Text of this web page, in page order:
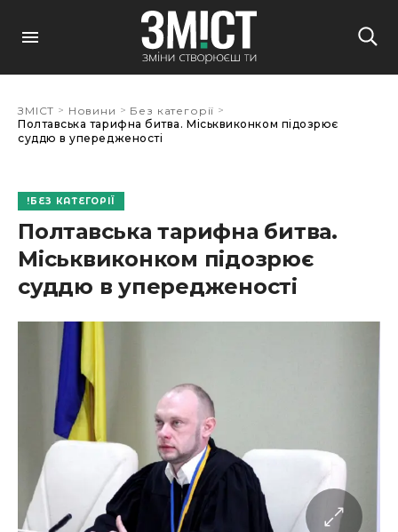
ЗМІСТ > Новини > Без категорії >
Полтавська тарифна битва. Міськвиконком підозрює
суддю в упередженості
БЕЗ КАТЕГОРІЇ
Полтавська тарифна битва.
Міськвиконком підозрює
суддю в упередженості